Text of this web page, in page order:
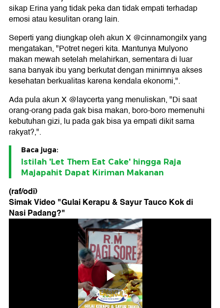
sikap Erina yang tidak peka dan tidak empati terhadap
emosi atau kesulitan orang lain.
Seperti yang diungkap oleh akun X @cinnamongilx yang
mengatakan, "Potret negeri kita. Mantunya Mulyono
makan mewah setelah melahirkan, sementara di luar
sana banyak ibu yang berkutat dengan minimnya akses
kesehatan berkualitas karena kendala ekonomi,".
Ada pula akun X @laycerta yang menuliskan, "Di saat
orang-orang pada gak bisa makan, boro-boro memenuhi
kebutuhan gizi, lu pada gak bisa ya empati dikit sama
rakyat?,".
Baca juga:
Istilah 'Let Them Eat Cake' hingga Raja
Majapahit Dapat Kiriman Makanan
(raf/odi)
Simak Video "Gulai Kerapu & Sayur Tauco Kok di
Nasi Padang?"